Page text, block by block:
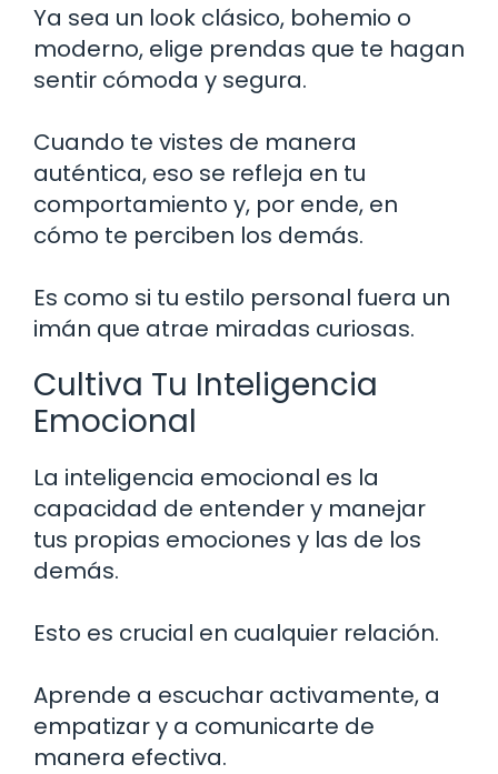
Ya sea un look clásico, bohemio o
moderno, elige prendas que te hagan
sentir cómoda y segura.
Cuando te vistes de manera
auténtica, eso se refleja en tu
comportamiento y, por ende, en
cómo te perciben los demás.
Es como si tu estilo personal fuera un
imán que atrae miradas curiosas.
Cultiva Tu Inteligencia
Emocional
La inteligencia emocional es la
capacidad de entender y manejar
tus propias emociones y las de los
demás.
Esto es crucial en cualquier relación.
Aprende a escuchar activamente, a
empatizar y a comunicarte de
manera efectiva.